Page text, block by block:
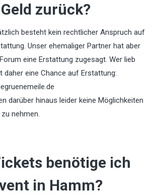
zurück?
besteht kein rechtlicher Anspruch auf
Unser ehemaliger Partner hat aber
eine Erstattung zugesagt. Wer lieb
daher eine Chance auf Erstattung:
darüber hinaus leider keine Möglichkeiten
nehmen.
benötige ich
in Hamm?